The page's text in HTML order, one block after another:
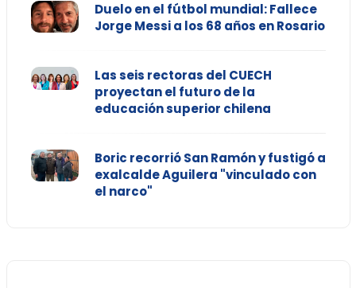
Duelo en el fútbol mundial: Fallece
Jorge Messi a los 68 años en Rosario
Las seis rectoras del CUECH
proyectan el futuro de la
educación superior chilena
Boric recorrió San Ramón y fustigó a
exalcalde Aguilera "vinculado con
el narco"